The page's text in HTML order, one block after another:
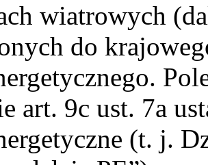
wiatrowych
do
art. 9c ust. 7a
(t. j.